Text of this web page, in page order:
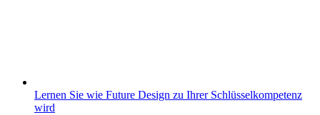
Lernen Sie wie Future Design zu Ihrer Schlüsselkompetenz
wird